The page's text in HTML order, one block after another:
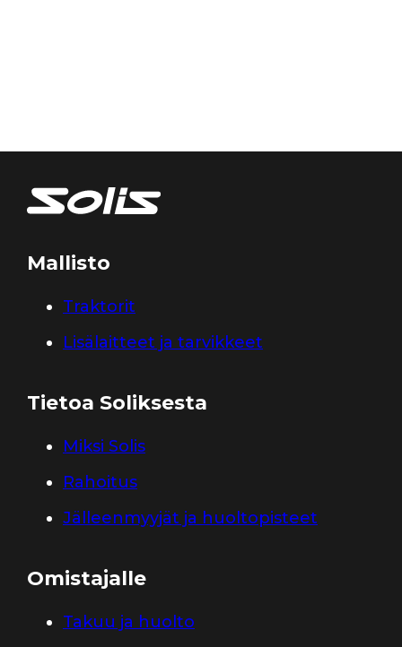
Mallisto
Traktorit
Lisälaitteet ja tarvikkeet
Tietoa Soliksesta
Miksi Solis
Rahoitus
Jälleenmyyjät ja huoltopisteet
Omistajalle
Takuu ja huolto